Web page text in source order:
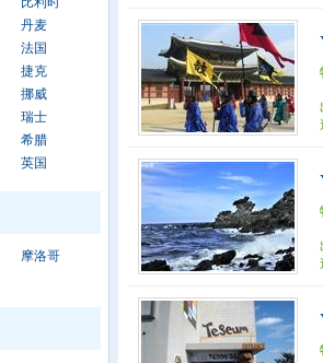
丹麦
法国
捷克
挪威
瑞士
希腊
英国
摩洛哥